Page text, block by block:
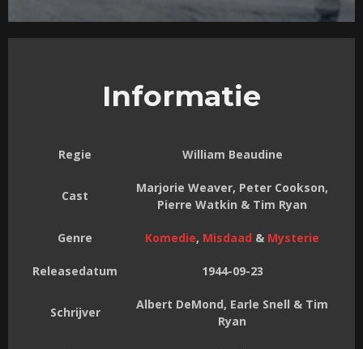
Informatie
Regie William Beaudine
Cast
Marjorie Weaver, Peter Cookson,
Pierre Watkin & Tim Ryan
Genre Komedie, Misdaad & Mysterie
Releasedatum 1944-09-23
Schrijver
Albert DeMond, Earle Snell & Tim
Ryan